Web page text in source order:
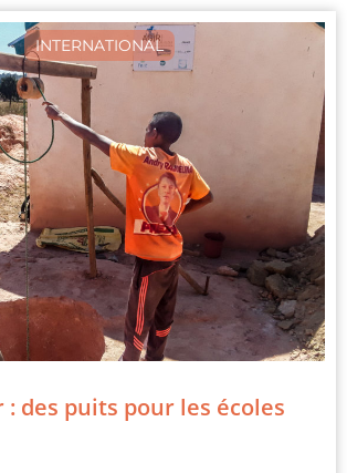
INTERNATIONAL
: des puits pour les écoles